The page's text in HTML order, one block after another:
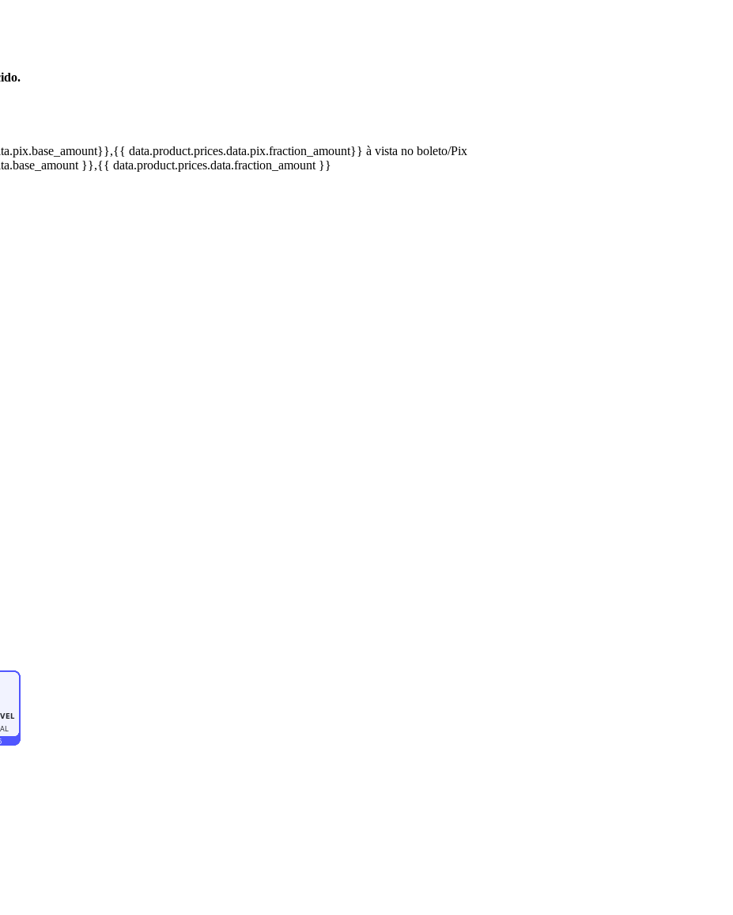
,{{ data.product.prices.data.pix.fraction_amount}} à vista no boleto/Pix
}},{{ data.product.prices.data.fraction_amount }}